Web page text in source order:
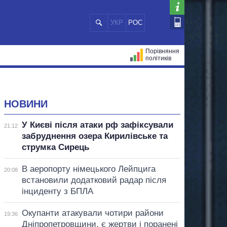
УКР РОС
Порівняння
політиків
НОВИНИ
21:12
У Києві після атаки рф зафіксували
забруднення озера Кирилівське та
струмка Сирець
20:08
В аеропорту німецького Лейпцига
встановили додатковий радар після
інциденту з БПЛА
19:36
Окупанти атакували чотири райони
Дніпропетровщини, є жертви і поранені